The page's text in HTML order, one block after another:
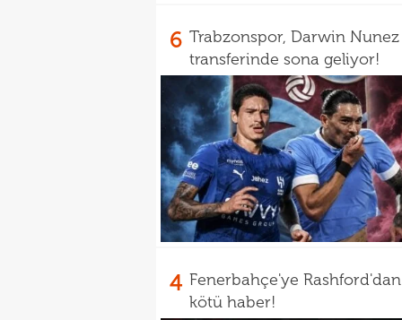
6 Trabzonspor, Darwin Nunez
transferinde sona geliyor!
4 Fenerbahçe'ye Rashford'dan
kötü haber!